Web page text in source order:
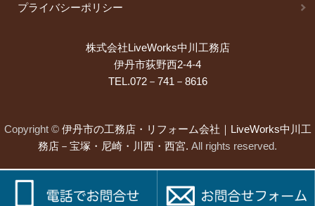
プライバシーポリシー
株式会社LiveWorks中川工務店
伊丹市荻野西2-4-4
TEL.072－741－8616
Copyright © 伊丹市の工務店・リフォーム会社｜LiveWorks中川工
務店－宝塚・尼崎・川西・西宮. All rights reserved.